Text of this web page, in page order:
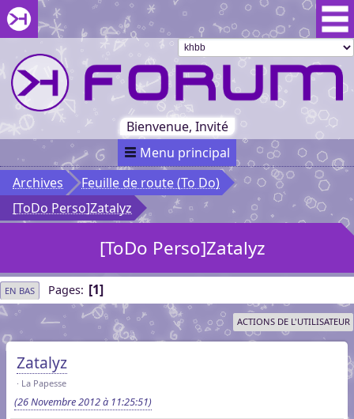
Aller au menu du forum
Aller au contenu du forum
Aller à la recherche dans le forum
Passer le
menu
Khaganat
au début
du menu
Khaganat
Bienvenue, Invité
Menu principal
Archives
Feuille de route (To Do)
[ToDo Perso]Zatalyz
[ToDo Perso]Zatalyz
EN BAS Pages 1
ACTIONS DE L'UTILISATEUR
Zatalyz
La Papesse
(26 Novembre 2012 à 11:25:51)